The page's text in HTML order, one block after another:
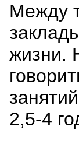
Между
жизни.
2,5-4